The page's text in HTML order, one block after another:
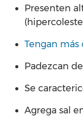
Presenten
Tengan más
Padezcan
Se
Agrega sal